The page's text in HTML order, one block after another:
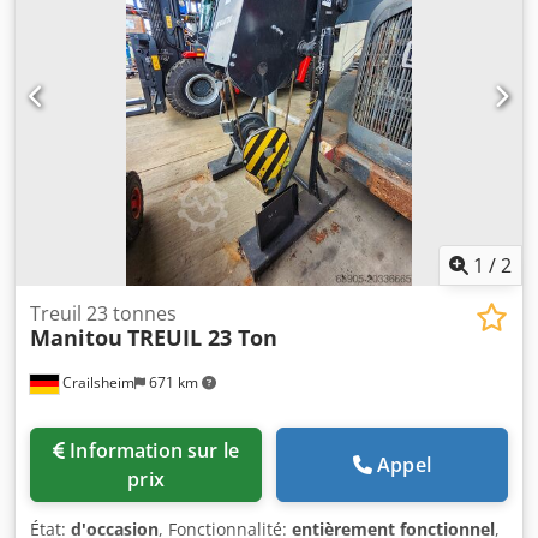
(kg) : 368 Largeur (mm) : 820
1 /2
Crailsheim 671 km
Treuil 23 tonnes
Manitou TREUIL 23 Ton
prix
Appel
État: d'occasion, Fonctionnalité: entièrement fonctionnel,